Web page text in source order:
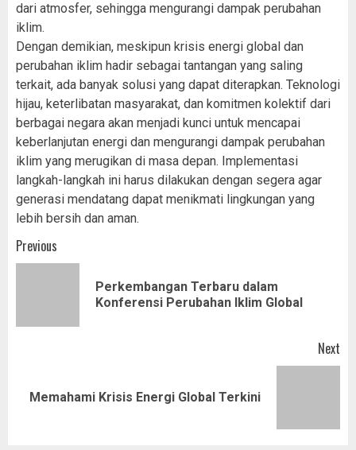
dari atmosfer, sehingga mengurangi dampak perubahan
iklim.
Dengan demikian, meskipun krisis energi global dan
perubahan iklim hadir sebagai tantangan yang saling
terkait, ada banyak solusi yang dapat diterapkan. Teknologi
hijau, keterlibatan masyarakat, dan komitmen kolektif dari
berbagai negara akan menjadi kunci untuk mencapai
keberlanjutan energi dan mengurangi dampak perubahan
iklim yang merugikan di masa depan. Implementasi
langkah-langkah ini harus dilakukan dengan segera agar
generasi mendatang dapat menikmati lingkungan yang
lebih bersih dan aman.
Post
navigation
Previous
Perkembangan Terbaru dalam
Konferensi Perubahan Iklim Global
Next
Next
Memahami Krisis Energi Global Terkini